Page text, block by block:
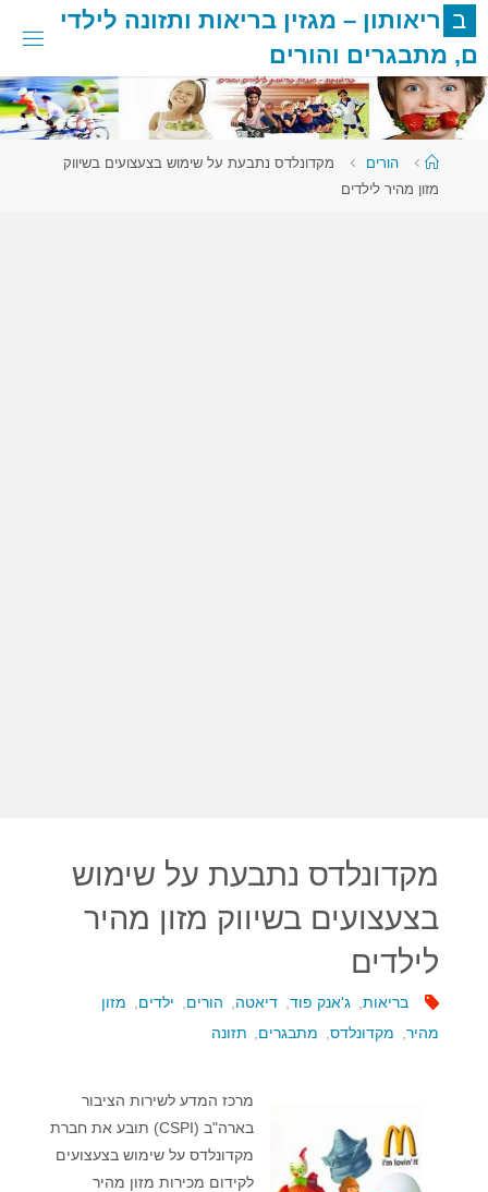
דלגו
לתוכן
ב ריאותון – מגזין בריאות ותזונה לילדי
ם, מתבגרים והורים
עמוד
ראשי
הורים
מקדונלדס נתבעת על שימוש בצעצועים בשיווק
מזון מהיר לילדים
מקדונלדס נתבעת על שימוש
בצעצועים בשיווק מזון מהיר
לילדים
בריאות ג'אנק פוד דיאטה הורים ילדים
מזון
מהיר, מקדונלדס, מתבגרים תזונה
מרכז המדע לשירות הציבור
בארה"ב (CSPI) תובע את חברת
מקדונלדס על שימוש בצעצועים
לקידום מכירות מזון מהיר